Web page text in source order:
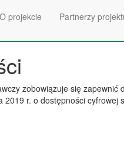
O projekcie Partnerzy
zobowiązuje się zapewnić
2019 r. o dostępności